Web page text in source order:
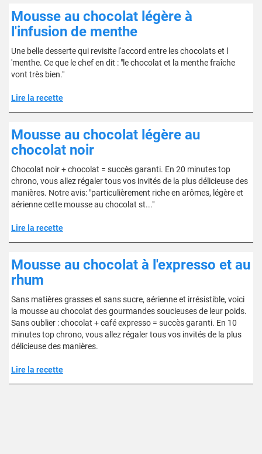
Mousse au chocolat légère à
l'infusion de menthe
Une belle desserte qui revisite l'accord entre les chocolats et l
'menthe. Ce que le chef en dit : "le chocolat et la menthe fraîche
vont très bien."
Lire la recette
Mousse au chocolat légère au
chocolat noir
Chocolat noir + chocolat = succès garanti. En 20 minutes top
chrono, vous allez régaler tous vos invités de la plus délicieuse des
manières. Notre avis: "particulièrement riche en arômes, légère et
aérienne cette mousse au chocolat st..."
Lire la recette
Mousse au chocolat à l'expresso et au
rhum
Sans matières grasses et sans sucre, aérienne et irrésistible, voici
la mousse au chocolat des gourmandes soucieuses de leur poids.
Sans oublier : chocolat + café expresso = succès garanti. En 10
minutes top chrono, vous allez régaler tous vos invités de la plus
délicieuse des manières.
Lire la recette